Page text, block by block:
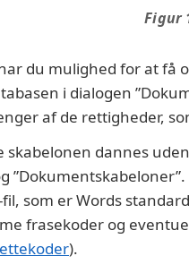
Figur
du mulighed for at få
i dialogen
af de rettigheder,
skabelonen dannes
som er Words
frasekoder og
).